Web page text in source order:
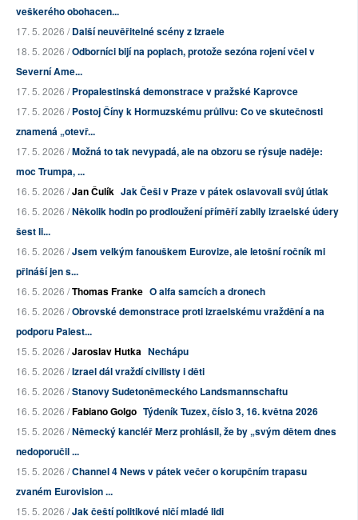
veškerého obohacen...
17. 5. 2026 /Další neuvěřitelné scény z Izraele
18. 5. 2026 /Odborníci bijí na poplach, protože sezóna rojení včel v
Severní Ame...
17. 5. 2026 /Propalestinská demonstrace v pražské Kaprovce
17. 5. 2026 /Postoj Číny k Hormuzskému průlivu: Co ve skutečnosti
znamená „otevř...
17. 5. 2026 /Možná to tak nevypadá, ale na obzoru se rýsuje naděje:
moc Trumpa, ...
16. 5. 2026 /Jan Čulík Jak Češi v Praze v pátek oslavovali svůj útlak
16. 5. 2026 /Několik hodin po prodloužení příměří zabily izraelské údery
šest li...
16. 5. 2026 /Jsem velkým fanouškem Eurovize, ale letošní ročník mi
přináší jen s...
16. 5. 2026 /Thomas Franke O alfa samcích a dronech
16. 5. 2026 /Obrovské demonstrace proti izraelskému vraždění a na
podporu Palest...
15. 5. 2026 /Jaroslav Hutka Nechápu
16. 5. 2026 /Izrael dál vraždí civilisty i děti
16. 5. 2026 /Stanovy Sudetoněmeckého Landsmannschaftu
16. 5. 2026 /Fabiano Golgo Týdeník Tuzex, číslo 3, 16. května 2026
15. 5. 2026 /Německý kancléř Merz prohlásil, že by „svým dětem dnes
nedoporučil ...
15. 5. 2026 /Channel 4 News v pátek večer o korupčním trapasu
zvaném Eurovision ...
15. 5. 2026 /Jak čeští politikové ničí mladé lidi